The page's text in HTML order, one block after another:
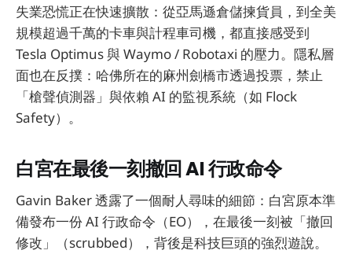
失業恐慌正在快速擴散：從亞馬遜倉儲揀貨員，到全美
規模超過千萬的卡車與計程車司機，都直接感受到
Tesla Optimus 與 Waymo / Robotaxi 的壓力。隱私層
面也在反撲：哈佛所在的麻州劍橋市透過投票，禁止
「槍聲偵測器」與依賴 AI 的監視系統（如 Flock
Safety）。
白宮在最後一刻撤回 AI 行政命令
Gavin Baker 透露了一個耐人尋味的細節：白宮原本準
備發布一份 AI 行政命令（EO），在最後一刻被「撤回
修改」（scrubbed），背後是科技巨頭的強烈遊說。